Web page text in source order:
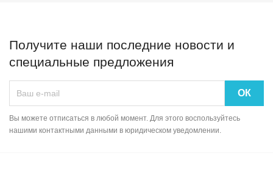
Получите наши последние новости и
специальные предложения
Вы можете отписаться в любой момент. Для этого воспользуйтесь
нашими контактными данными в юридическом уведомлении.